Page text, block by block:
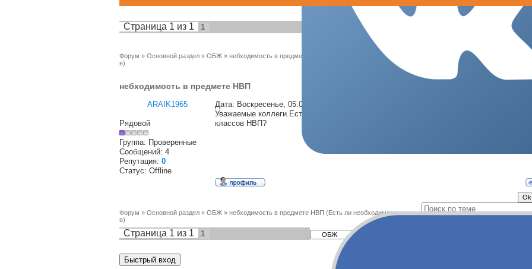
Страница 1 из 1 1
Форум » Основной раздел » ОБЖ » небходимость в предмете НВП
(Есть ли необходимость
в)
небходимость в предмете НВП
ARAIK1965 Дата: Воскресенье, 05.03.2017, 22:55 | Сообщение #
Рядовой
Группа: Проверенные
Сообщений: 4
Репутация: 0
Статус: Offline
Уважаемые коллеги.Есть ли необходимость ввести в школах для юношей 10-11
классов НВП?
Форум » Основной раздел » ОБЖ » небходимость в предмете НВП (Есть ли необходимость
в)
Страница 1 из 1 1